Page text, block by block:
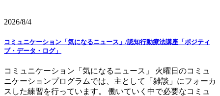
2026/8/4
コミュニケーション「気になるニュース」/認知行動療法講座「ポジティ
ブ・データ・ログ」
コミュニケーション「気になるニュース」 火曜日のコミュ
ニケーションプログラムでは、主として「雑談」にフォーカ
スした練習を行っています。 働いていく中で必要なコミュ